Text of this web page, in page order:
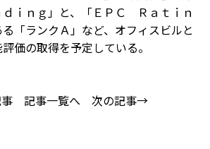
ｄｉｎｇ」と、「ＥＰＣ Ｒａｔｉｎ
「ランクＡ」など、オフィスビルと
価の取得を予定している。
記事一覧へ 次の記事→